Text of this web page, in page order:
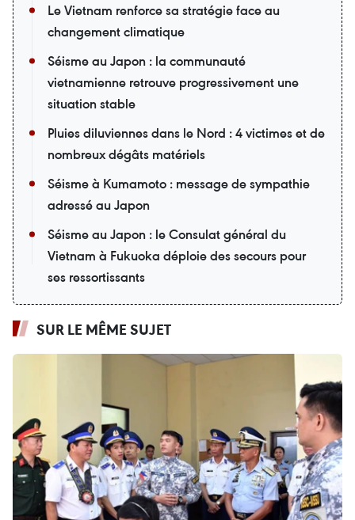
Le Vietnam renforce sa stratégie face au
changement climatique
Séisme au Japon : la communauté
vietnamienne retrouve progressivement une
situation stable
Pluies diluviennes dans le Nord : 4 victimes et de
nombreux dégâts matériels
Séisme à Kumamoto : message de sympathie
adressé au Japon
Séisme au Japon : le Consulat général du
Vietnam à Fukuoka déploie des secours pour
ses ressortissants
SUR LE MÊME SUJET